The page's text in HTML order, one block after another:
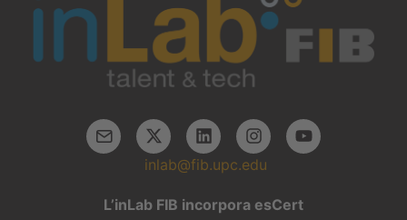
inlab@fib.upc.edu
L’inLab FIB incorpora esCert